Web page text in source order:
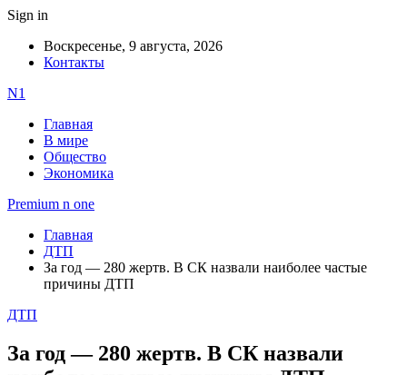
Sign in
Воскресенье, 9 августа, 2026
Контакты
N1
Главная
В мире
Общество
Экономика
Premium n one
Главная
ДТП
За год — 280 жертв. В СК назвали наиболее частые
причины ДТП
ДТП
За год — 280 жертв. В СК назвали